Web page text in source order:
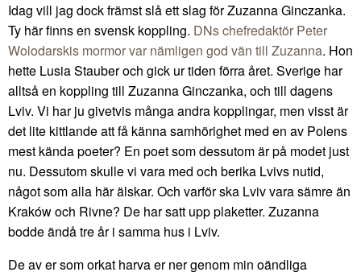
Idag vill jag dock främst slå ett slag för Zuzanna Ginczanka.
Ty här finns en svensk koppling. DNs chefredaktör Peter
Wolodarskis mormor var nämligen god vän till Zuzanna. Hon
hette Lusia Stauber och gick ur tiden förra året. Sverige har
alltså en koppling till Zuzanna Ginczanka, och till dagens
Lviv. Vi har ju givetvis många andra kopplingar, men visst är
det lite kittlande att få känna samhörighet med en av Polens
mest kända poeter? En poet som dessutom är på modet just
nu. Dessutom skulle vi vara med och berika Lvivs nutid,
något som alla här älskar. Och varför ska Lviv vara sämre än
Kraków och Rivne? De har satt upp plaketter. Zuzanna
bodde ändå tre år i samma hus i Lviv.
De av er som orkat harva er ner genom min oändliga